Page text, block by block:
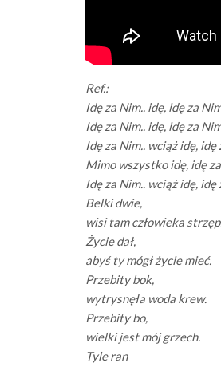
Ref.:
Idę za Nim.. idę, idę za
Idę za Nim.. idę, idę za
Idę za Nim.. wciąż idę, idę
Mimo wszystko idę, idę
Idę za Nim.. wciąż idę,
Belki dwie,
wisi tam człowieka
Życie dał,
abyś ty mógł życie mieć.
Przebity bok,
wytrysnęła woda krew.
Przebity bo,
wielki jest mój grzech.
Tyle ran